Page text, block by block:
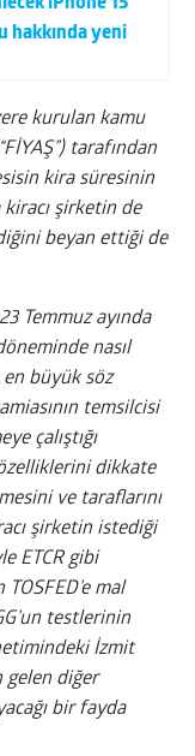
hakkında yeni
kurulan kamu
tarafından
kira süresinin
kiracı şirketin de
beyan ettiği de
Temmuz ayında
nasıl
büyük söz
temsilcisi
çalıştığı
dikkate
ve taraflarını
şirketin istediği
ETCR gibi
TOSFED’e mal
testlerinin
İzmit
gelen diğer
bir fayda